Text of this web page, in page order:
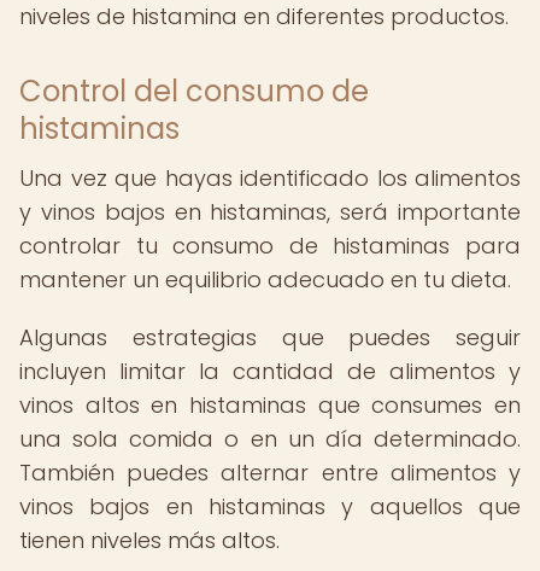
niveles de histamina en diferentes productos.
Control del consumo de
histaminas
Una vez que hayas identificado los alimentos
y vinos bajos en histaminas, será importante
controlar tu consumo de histaminas para
mantener un equilibrio adecuado en tu dieta.
Algunas estrategias que puedes seguir
incluyen limitar la cantidad de alimentos y
vinos altos en histaminas que consumes en
una sola comida o en un día determinado.
También puedes alternar entre alimentos y
vinos bajos en histaminas y aquellos que
tienen niveles más altos.